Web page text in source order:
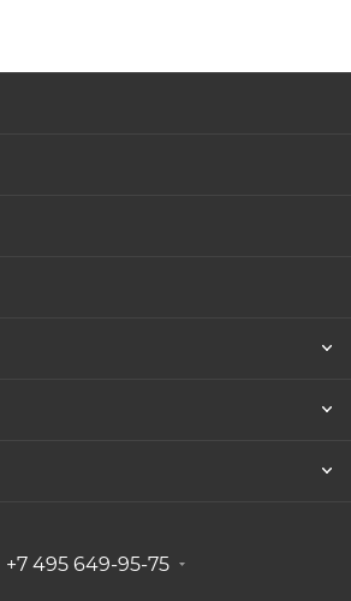
+7 495 649-95-75